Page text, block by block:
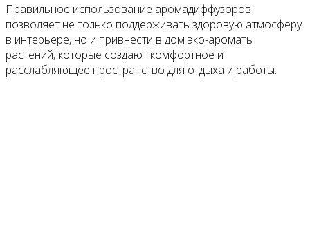
Правильное использование аромадиффузоров
позволяет не только поддерживать здоровую атмосферу
в интерьере, но и привнести в дом эко-ароматы
растений, которые создают комфортное и
расслабляющее пространство для отдыха и работы.